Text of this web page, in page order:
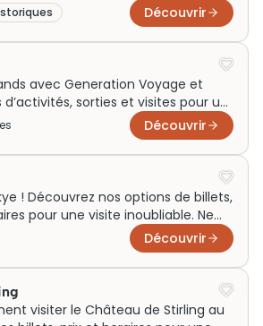
Découvrir
avec Generation Voyage et
sorties et visites pour un
exceptionnel. En famille ou
de cette région sauvage
tout ce qu’il y a à découvrir
mythiques.
s Découvrir
! Découvrez nos options de billets,
pour une visite inoubliable. Ne
aventure !
Découvrir
visiter le Château de Stirling au